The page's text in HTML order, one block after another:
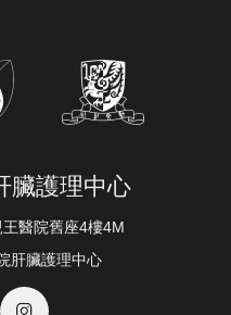
臟護理中心
醫院舊座4樓4M
肝臟護理中心